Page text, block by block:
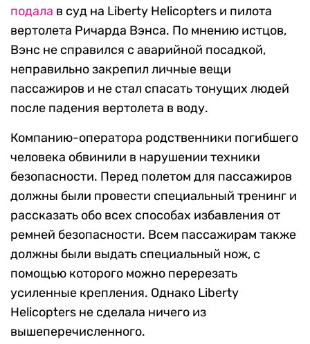
подала в суд на Liberty Helicopters и пилота
вертолета Ричарда Вэнса. По мнению истцов,
Вэнс не справился с аварийной посадкой,
неправильно закрепил личные вещи
пассажиров и не стал спасать тонущих людей
после падения вертолета в воду.
Компанию-оператора родственники погибшего
человека обвинили в нарушении техники
безопасности. Перед полетом для пассажиров
должны были провести специальный тренинг и
рассказать обо всех способах избавления от
ремней безопасности. Всем пассажирам также
должны были выдать специальный нож, с
помощью которого можно перерезать
усиленные крепления. Однако Liberty
Helicopters не сделала ничего из
вышеперечисленного.